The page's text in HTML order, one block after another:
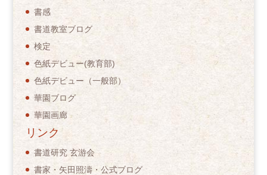
書感
書道教室ブログ
検定
色紙デビュー(教育部)
色紙デビュー（一般部）
華園ブログ
華園画廊
リンク
書道研究 玄游会
書家・矢田照濤・公式ブログ